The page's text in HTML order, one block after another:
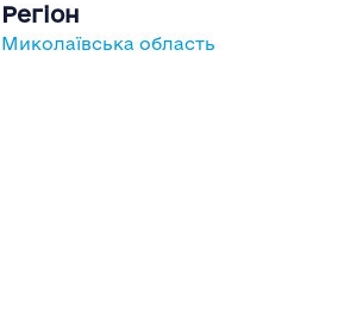
Регіон
Миколаївська область